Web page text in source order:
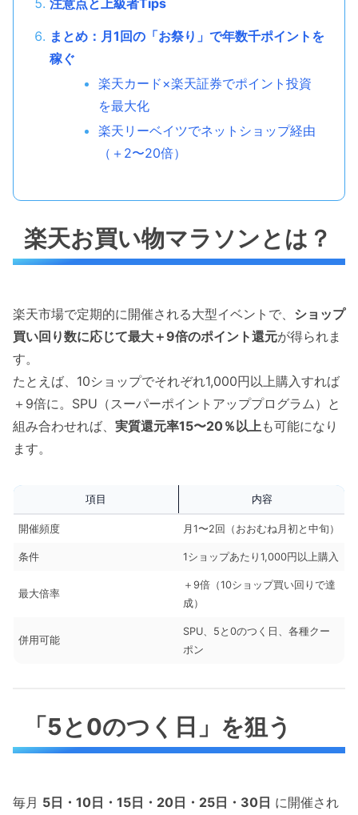
注意点と上級者Tips
まとめ：月1回の「お祭り」で年数千ポイントを
稼ぐ
楽天カード×楽天証券でポイント投資
を最大化
楽天リーベイツでネットショップ経由
（＋2〜20倍）
楽天お買い物マラソンとは？
楽天市場で定期的に開催される大型イベントで、 ショップ
買い回り数に応じて最大＋9倍のポイント還元が得られま
す。
たとえば、10ショップでそれぞれ1,000円以上購入すれば
＋9倍に。SPU（スーパーポイントアッププログラム）と
組み合わせれば、 実質還元率15〜20％以上も可能になり
ます。
項目 内容
開催頻度 月1〜2回（おおむね月初と中旬）
条件 1ショップあたり1,000円以上購入
最大倍率
＋9倍（10ショップ買い回りで達
成）
併用可能
SPU、5と0のつく日、各種クー
ポン
「5と0のつく日」を狙う
毎月 5日・10日・15日・20日・25日・30日 に開催され